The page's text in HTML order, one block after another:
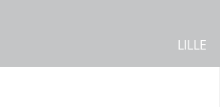
LILLE